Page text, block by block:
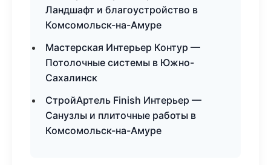
Ландшафт и благоустройство в
Комсомольск-на-Амуре
Мастерская Интерьер Контур —
Потолочные системы в Южно-
Сахалинск
СтройАртель Finish Интерьер —
Санузлы и плиточные работы в
Комсомольск-на-Амуре